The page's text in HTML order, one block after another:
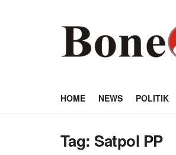
HOME NEWS POLITIK
Tag: Satpol PP